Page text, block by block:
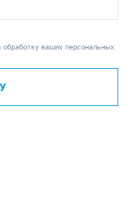
ваших персональных